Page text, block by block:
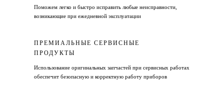
Поможем легко и быстро исправить любые неисправности,
возникающие при ежедневной эксплуатации
ПРЕМИАЛЬНЫЕ СЕРВИСНЫЕ
ПРОДУКТЫ
Использование оригинальных запчастей при сервисных работах
обеспечит безопасную и корректную работу приборов